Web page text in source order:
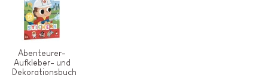
Abenteurer-
Aufkleber- und
Dekorationsbuch